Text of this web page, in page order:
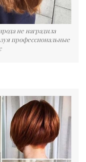
не наградила
профессиональные